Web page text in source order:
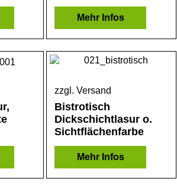
Mehr Infos
zzgl. Versand
Bistrotisch
Dickschichtlasur o.
Sichtflächenfarbe
Mehr Infos